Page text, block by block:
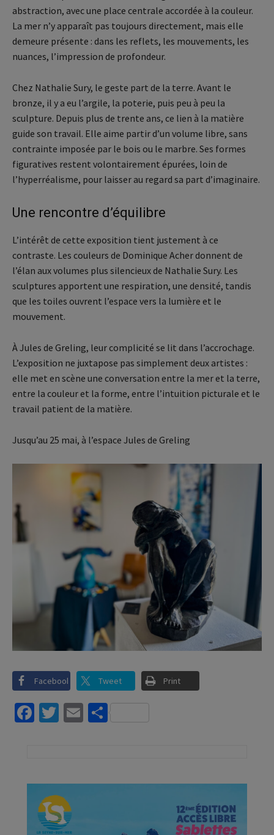
abstraction, avec une place centrale accordée à la couleur.
La mer n’y apparaît pas toujours directement, mais elle
demeure présente : dans les reflets, les mouvements, les
nuances, l’impression de profondeur.
Chez Nathalie Sury, le geste part de la terre. Avant le
bronze, il y a eu l’argile, la poterie, puis peu à peu la
sculpture. Depuis plus de trente ans, ce lien à la matière
guide son travail. Elle aime partir d’un volume libre, sans
contrainte imposée par le bois ou le marbre. Ses formes
figuratives restent volontairement épurées, loin de
l’hyperréalisme, pour laisser au regard sa part d’imaginaire.
Une rencontre d’équilibre
L’intérêt de cette exposition tient justement à ce
contraste. Les couleurs de Dominique Acher donnent de
l’élan aux volumes plus silencieux de Nathalie Sury. Les
sculptures apportent une respiration, une densité, tandis
que les toiles ouvrent l’espace vers la lumière et le
mouvement.
À Jules de Greling, leur complicité se lit dans l’accrochage.
L’exposition ne juxtapose pas simplement deux artistes :
elle met en scène une conversation entre la mer et la terre,
entre la couleur et la forme, entre l’intuition picturale et le
travail patient de la matière.
Jusqu’au 25 mai, à l’espace Jules de Greling
Facebook Tweet Print
Facebook
Twitter
EmailPartager